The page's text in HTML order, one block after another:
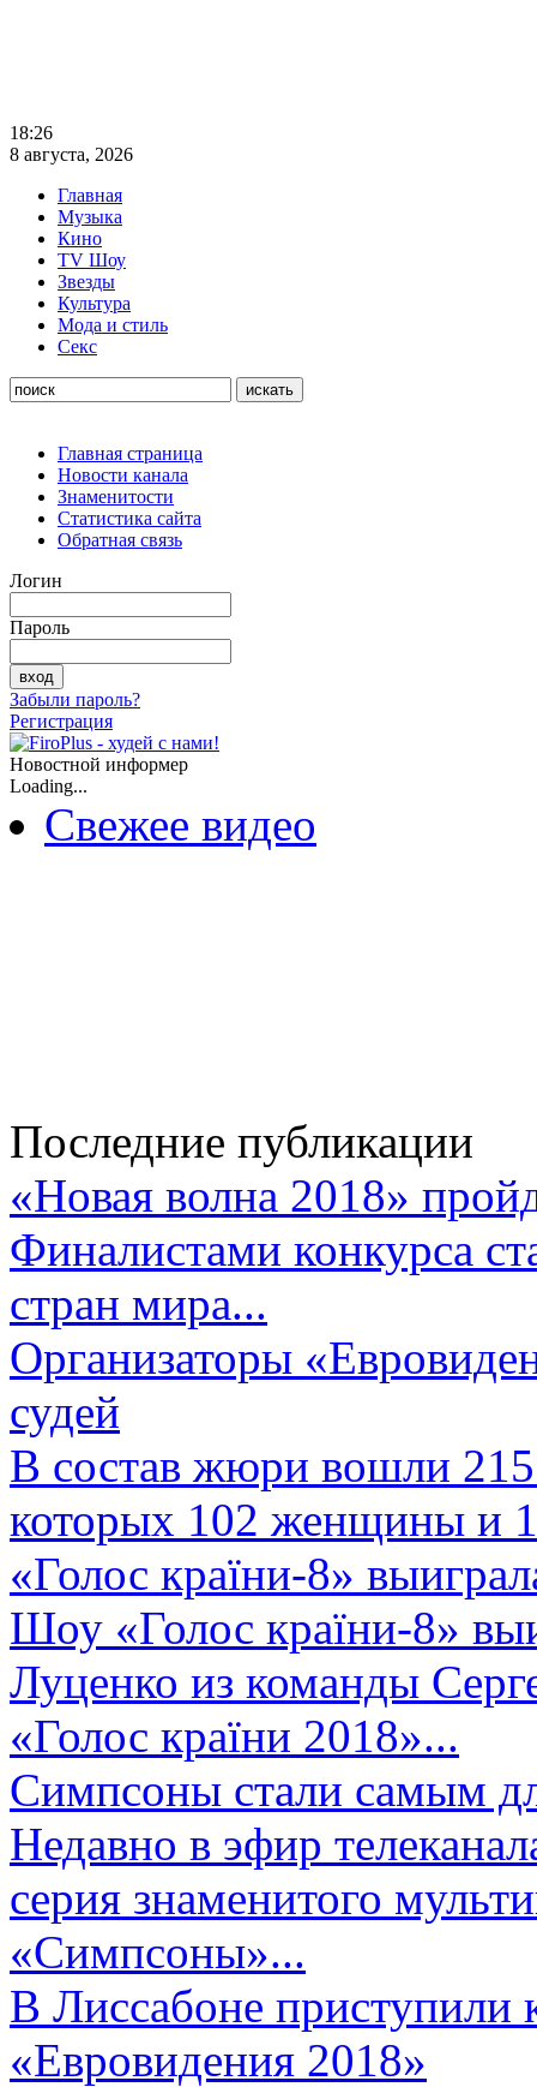
18:26
8 августа, 2026
Главная
Музыка
Кино
TV Шоу
Звезды
Культура
Мода и стиль
Секс
Главная страница
Новости канала
Знаменитости
Статистика сайта
Обратная связь
Логин
Пароль
Забыли пароль?
Регистрация
Новостной информер
Loading...
Свежее видео
Последние публикации
«Новая волна 2018»
Финалистами конкурса
стран мира...
Организаторы
судей
В состав жюри вошли 215
которых 102 женщины и
«Голос країни-8»
Шоу «Голос країни-8»
Луценко из команды
«Голос країни 2018»...
Симпсоны стали самым
Недавно в эфир
серия знаменитого
«Симпсоны»...
В Лиссабоне приступили
«Евровидения 2018»